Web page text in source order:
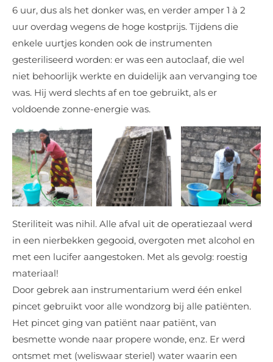
6 uur, dus als het donker was, en verder amper 1 à 2
uur overdag wegens de hoge kostprijs. Tijdens die
enkele uurtjes konden ook de instrumenten
gesteriliseerd worden: er was een autoclaaf, die wel
niet behoorlijk werkte en duidelijk aan vervanging toe
was. Hij werd slechts af en toe gebruikt, als er
voldoende zonne-energie was.
Steriliteit was nihil. Alle afval uit de operatiezaal werd
in een nierbekken gegooid, overgoten met alcohol en
met een lucifer aangestoken. Met als gevolg: roestig
materiaal!
Door gebrek aan instrumentarium werd één enkel
pincet gebruikt voor alle wondzorg bij alle patiënten.
Het pincet ging van patiënt naar patiënt, van
besmette wonde naar propere wonde, enz. Er werd
ontsmet met (weliswaar steriel) water waarin een